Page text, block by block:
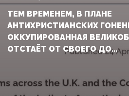
ТЕМ ВРЕМЕНЕМ, В ПЛАНЕ
АНТИХРИСТИАНСКИХ
ОККУПИРОВАННАЯ
ОТСТАЁТ ОТ СВОЕГО ДО...